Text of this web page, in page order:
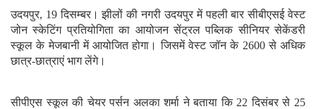
उदयपुर, 19 दिसम्बर। झीलों की नगरी उदयपुर में पहली बार सीबीएसई वेस्ट
जोन स्केटिंग प्रतियोगिता का आयोजन सेंट्रल पब्लिक सीनियर सेकेंडरी
स्कूल के मेजबानी में आयोजित होगा। जिसमें वेस्ट जॉन के 2600 से अधिक
छात्र-छात्राएं भाग लेंगे।
सीपीएस स्कूल की चेयर पर्सन अलका शर्मा ने बताया कि 22 दिसंबर से 25